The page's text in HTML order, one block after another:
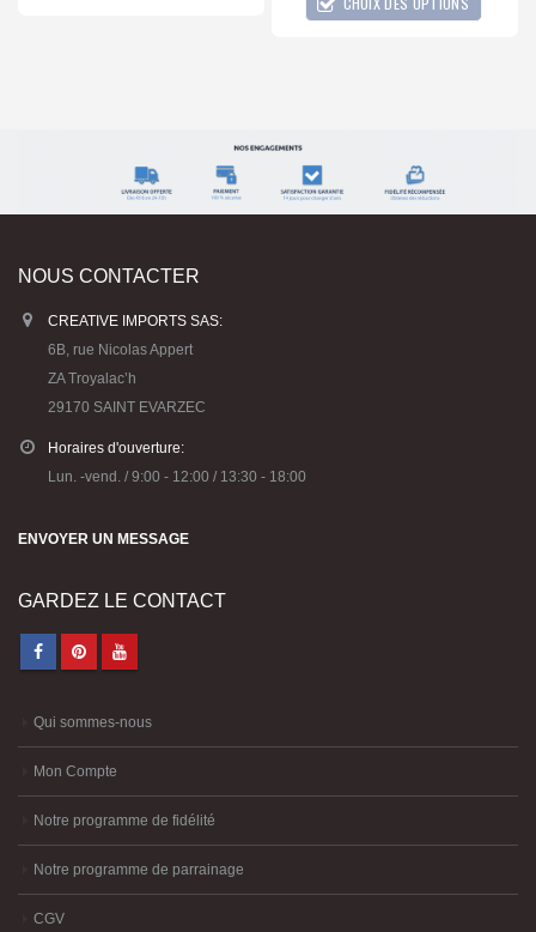
NOUS CONTACTER
CREATIVE IMPORTS SAS:
6B, rue Nicolas Appert
ZA Troyalac’h
29170 SAINT EVARZEC
Horaires d'ouverture:
Lun. -vend. / 9:00 - 12:00 / 13:30 - 18:00
ENVOYER UN MESSAGE
GARDEZ LE CONTACT
Qui sommes-nous
Mon Compte
Notre programme de fidélité
Notre programme de parrainage
CGV